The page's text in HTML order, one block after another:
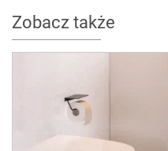
Zobacz także